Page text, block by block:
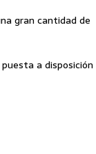
gran cantidad de
a disposición